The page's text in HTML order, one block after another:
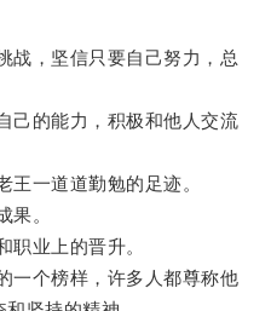
，坚信只要自己努力，总
的能力，积极和他人交流
一道道勤勉的足迹。
。
业上的晋升。
个榜样，许多人都尊称他